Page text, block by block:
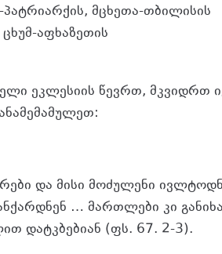
მცხეთა-თბილისის
აფხაზეთის
ეკლესიის წევრთ, მკვიდრთ
და მისი მოძულენი
… მართლები კი
დატკბებიან (ფს. 67. 2-3).